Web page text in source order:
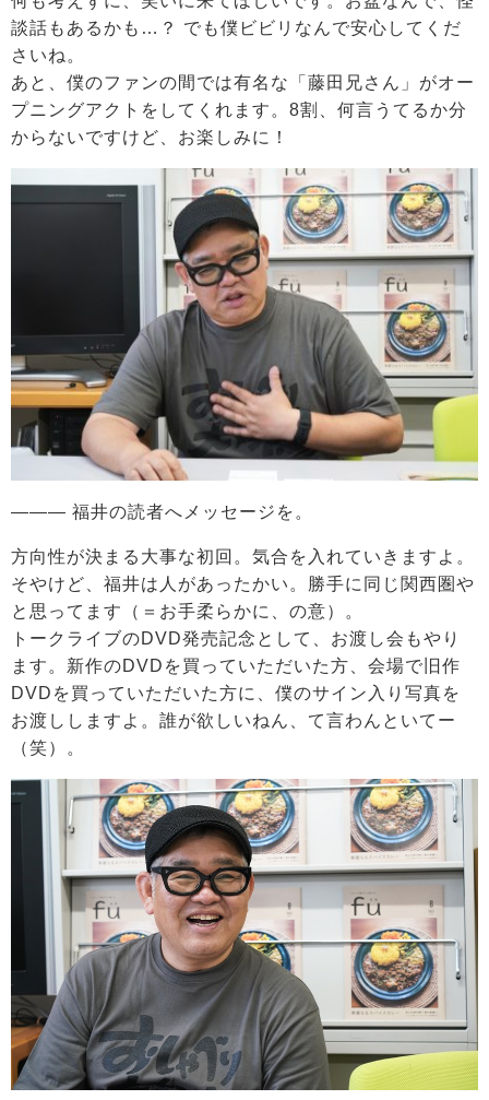
談話もあるかも…？ でも僕ビビリなんで安心してくだ
さいね。
あと、僕のファンの間では有名な「藤田兄さん」がオー
プニングアクトをしてくれます。8割、何言うてるか分
からないですけど、お楽しみに！
――― 福井の読者へメッセージを。
方向性が決まる大事な初回。気合を入れていきますよ。
そやけど、福井は人があったかい。勝手に同じ関西圏や
と思ってます（＝お手柔らかに、の意）。
トークライブのDVD発売記念として、お渡し会もやり
ます。新作のDVDを買っていただいた方、会場で旧作
DVDを買っていただいた方に、僕のサイン入り写真を
お渡ししますよ。誰が欲しいねん、て言わんといてー
（笑）。